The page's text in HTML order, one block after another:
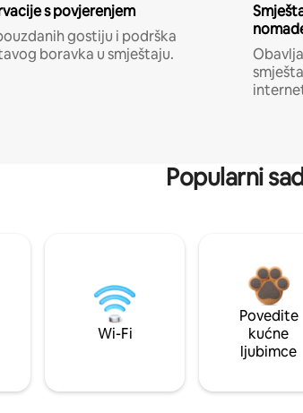
s povjerenjem
gostiju i podrška
boravka u smještaju.
Popularni
Wi-Fi
Povedite
kućne
ljubimce